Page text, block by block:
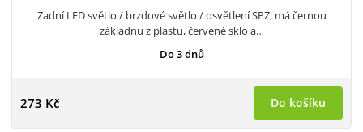
Zadní LED světlo / brzdové světlo / osvětlení SPZ, má černou
základnu z plastu, červené sklo a…
Do 3 dnů
273 Kč Do košíku